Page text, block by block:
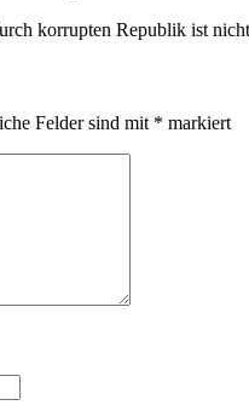
korrupten Republik ist
Felder sind mit * markiert